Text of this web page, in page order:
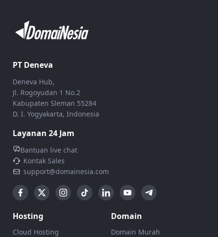
PT Deneva
Deneva Hub,
Jl. Rogoyudan 1 No.2
Kabupaten Sleman 55284
D. I. Yogyakarta, Indonesia
Layanan 24 Jam
Bantuan live chat
Kontak Sales
support@domainesia.com
Hosting
Cloud Hosting
Domain
Domain Murah